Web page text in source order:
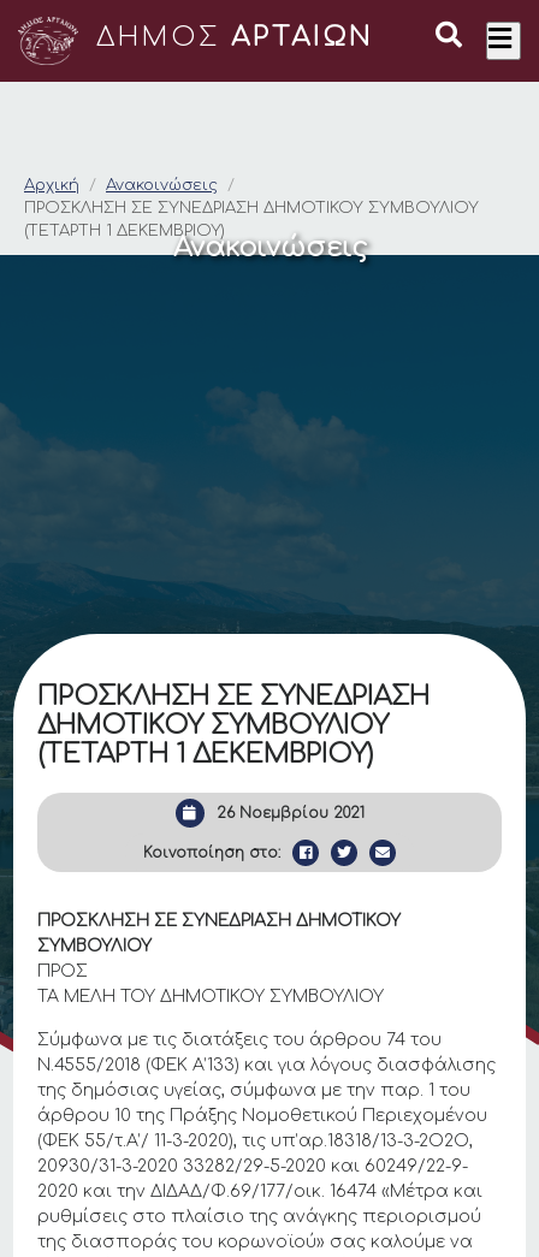
ΔΗΜΟΣ ΑΡΤΑΙΩΝ
ΠΡΟΣΚΛΗΣΗ ΣΕ
Αρχική
Ανακοινώσεις
ΠΡΟΣΚΛΗΣΗ ΣΕ ΣΥΝΕΔΡΙΑΣΗ ΔΗΜΟΤΙΚΟΥ ΣΥΜΒΟΥΛΙΟΥ
(ΤΕΤΑΡΤΗ 1 ΔΕΚΕΜΒΡΙΟΥ)
Ανακοινώσεις
ΠΡΟΣΚΛΗΣΗ ΣΕ ΣΥΝΕΔΡΙΑΣΗ
ΔΗΜΟΤΙΚΟΥ ΣΥΜΒΟΥΛΙΟΥ
(ΤΕΤΑΡΤΗ 1 ΔΕΚΕΜΒΡΙΟΥ)
26 Νοεμβρίου 2021
Κοινοποίηση στο:
ΠΡΟΣΚΛΗΣΗ ΣΕ ΣΥΝΕΔΡΙΑΣΗ ΔΗΜΟΤΙΚΟΥ
ΣΥΜΒΟΥΛΙΟΥ
ΠΡΟΣ
ΤΑ ΜΕΛΗ ΤΟΥ ΔΗΜΟΤΙΚΟΥ ΣΥΜΒΟΥΛΙΟΥ
Σύμφωνα με τις διατάξεις του άρθρου 74 του
Ν.4555/2018 (ΦΕΚ Α’133) και για λόγους διασφάλισης
της δημόσιας υγείας, σύμφωνα με την παρ. 1 του
άρθρου 10 της Πράξης Νομοθετικού Περιεχομένου
(ΦΕΚ 55/τ.Α’/ 11-3-2020), τις υπ’αρ.18318/13-3-2Ο2Ο,
20930/31-3-2020 33282/29-5-2020 και 60249/22-9-
2020 και την ΔΙΔΑΔ/Φ.69/177/οικ. 16474 «Μέτρα και
ρυθμίσεις στο πλαίσιο της ανάγκης περιορισμού
της διασποράς του κορωνοϊού» σας καλούμε να